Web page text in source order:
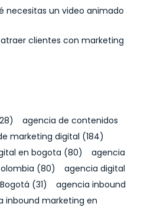
necesitas un video animado
clientes con marketing
agencia de contenidos
marketing digital (184)
en bogota (80)
agencia
(80)
agencia digital
(31)
agencia inbound
inbound marketing en